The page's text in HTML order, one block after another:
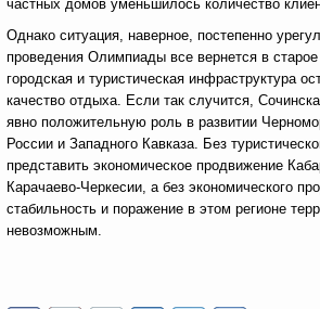
частных домов уменьшилось количество
Однако ситуация, наверное, постепенно
проведения Олимпиады все вернется в
городская и туристическая инфраструктура
качество отдыха. Если так случится,
явно положительную роль в развитии
России и Западного Кавказа. Без
представить экономическое продвижение
Карачаево-Черкесии, а без экономического
стабильность и поражение в этом регионе
невозможным.